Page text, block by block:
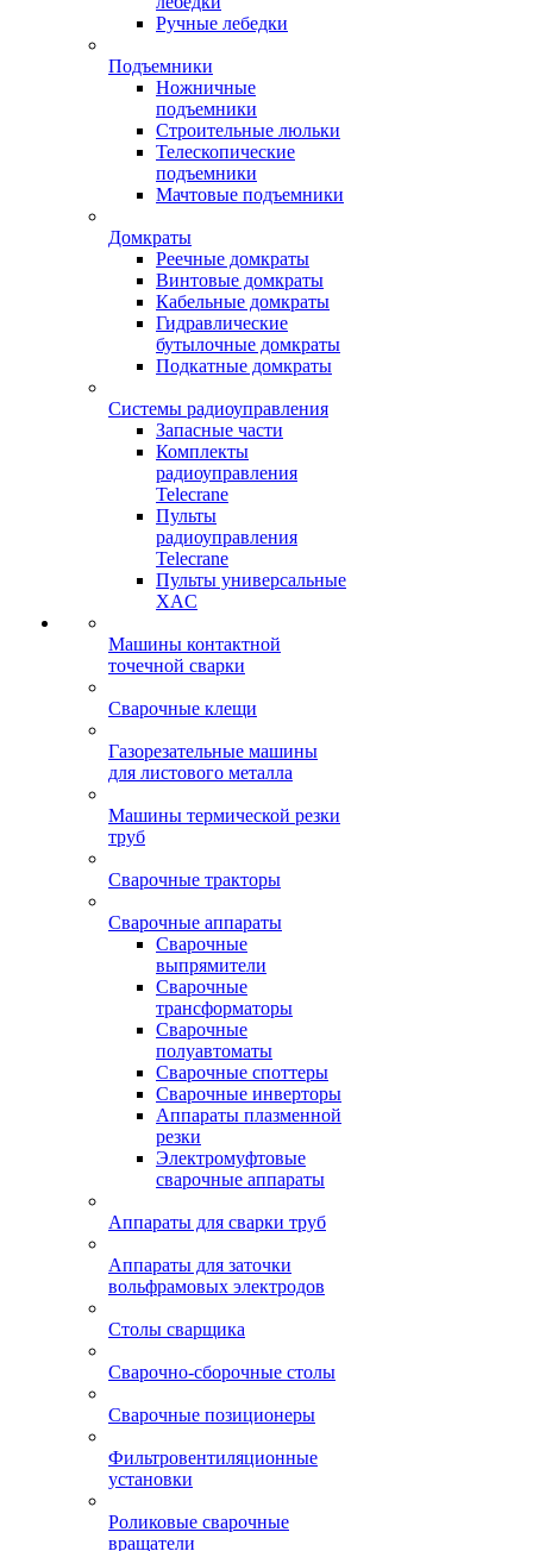
Ручные лебедки
Подъемники
Ножничные
подъемники
Строительные люльки
Телескопические
подъемники
Мачтовые подъемники
Домкраты
Реечные домкраты
Винтовые домкраты
Кабельные домкраты
Гидравлические
бутылочные домкраты
Подкатные домкраты
Системы радиоуправления
Запасные части
Комплекты
радиоуправления
Telecrane
Пульты
радиоуправления
Telecrane
Пульты универсальные
XAC
Машины контактной
точечной сварки
Сварочные клещи
Газорезательные машины
для листового металла
Машины термической резки
труб
Сварочные тракторы
Сварочные аппараты
Сварочные
выпрямители
Сварочные
трансформаторы
Сварочные
полуавтоматы
Сварочные споттеры
Сварочные инверторы
Аппараты плазменной
резки
Электромуфтовые
сварочные аппараты
Аппараты для сварки труб
Аппараты для заточки
вольфрамовых электродов
Столы сварщика
Сварочно-сборочные столы
Сварочные позиционеры
Фильтровентиляционные
установки
Роликовые сварочные
вращатели